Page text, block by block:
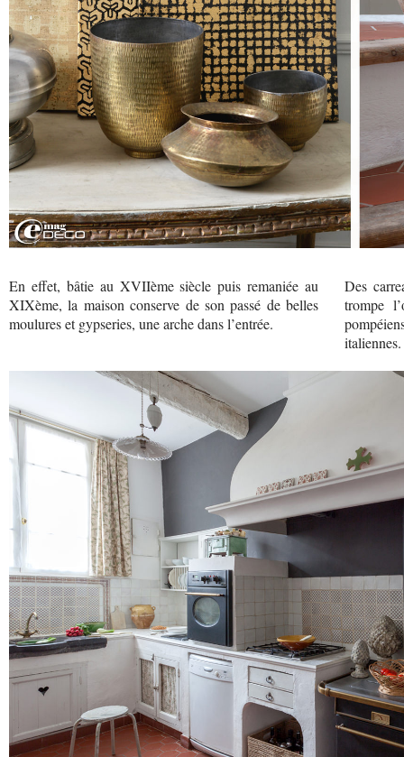
En effet, bâtie au XVIIème siècle puis remaniée au
XIXème, la maison conserve de son passé de belles
moulures et gypseries, une arche dans l’entrée.
Des
trompe
italiennes.